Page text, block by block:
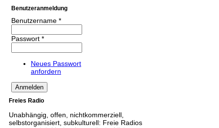
Benutzeranmeldung
Benutzername *
Passwort *
Neues Passwort
anfordern
Freies Radio
Unabhängig, offen, nichtkommerziell,
selbstorganisiert, subkulturell: Freie Radios